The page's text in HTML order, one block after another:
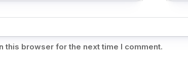
this browser for the next time I comment.